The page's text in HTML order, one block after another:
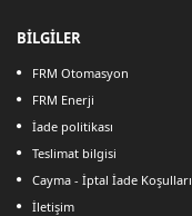
BİLGİLER
FRM Otomasyon
FRM Enerji
İade politikası
Teslimat bilgisi
Cayma - İptal İade Koşulları
İletişim